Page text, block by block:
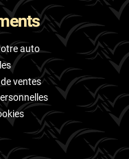
auto
ventes